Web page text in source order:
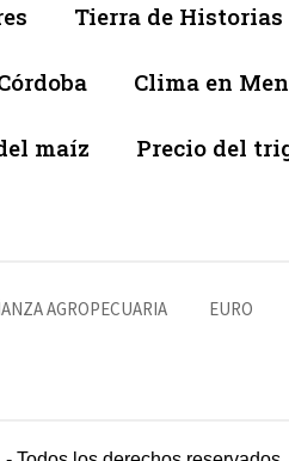
Tierra de Historias
Clima en
maíz Precio del
AGROPECUARIA EURO